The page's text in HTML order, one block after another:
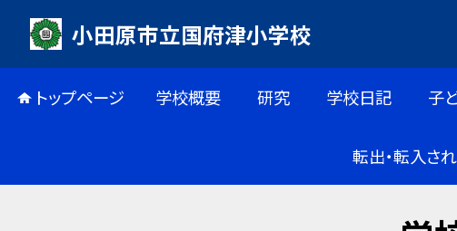
小田原市立国府津小学校
トップページ 学校概要 研究 学校日記 子
転出・転入さ